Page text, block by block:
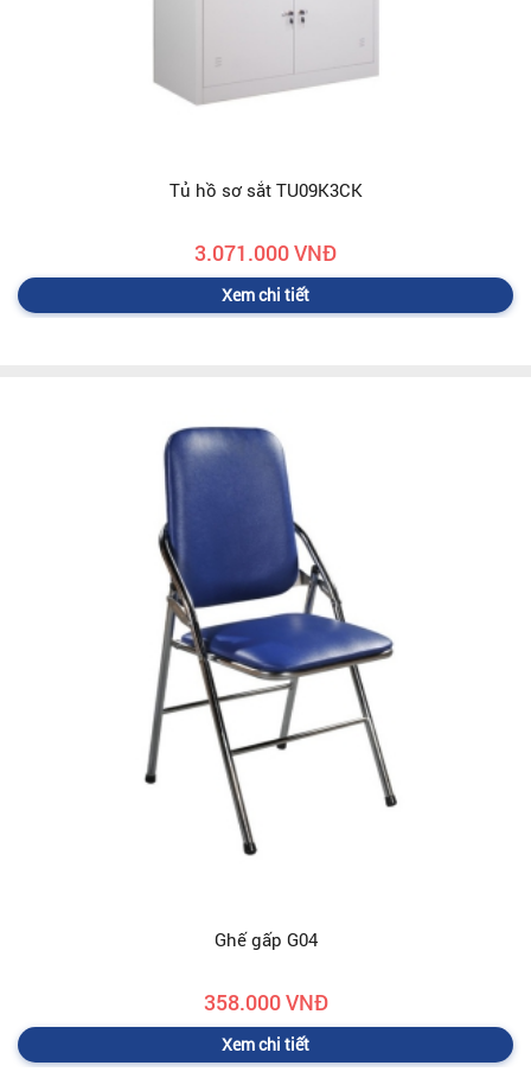
Tủ hồ sơ sắt TU09K3CK
3.071.000 VNĐ
Xem chi tiết
Ghế gấp G04
358.000 VNĐ
Xem chi tiết